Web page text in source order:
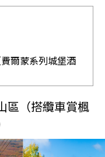
爾蒙系列城堡酒
區（搭纜車賞楓